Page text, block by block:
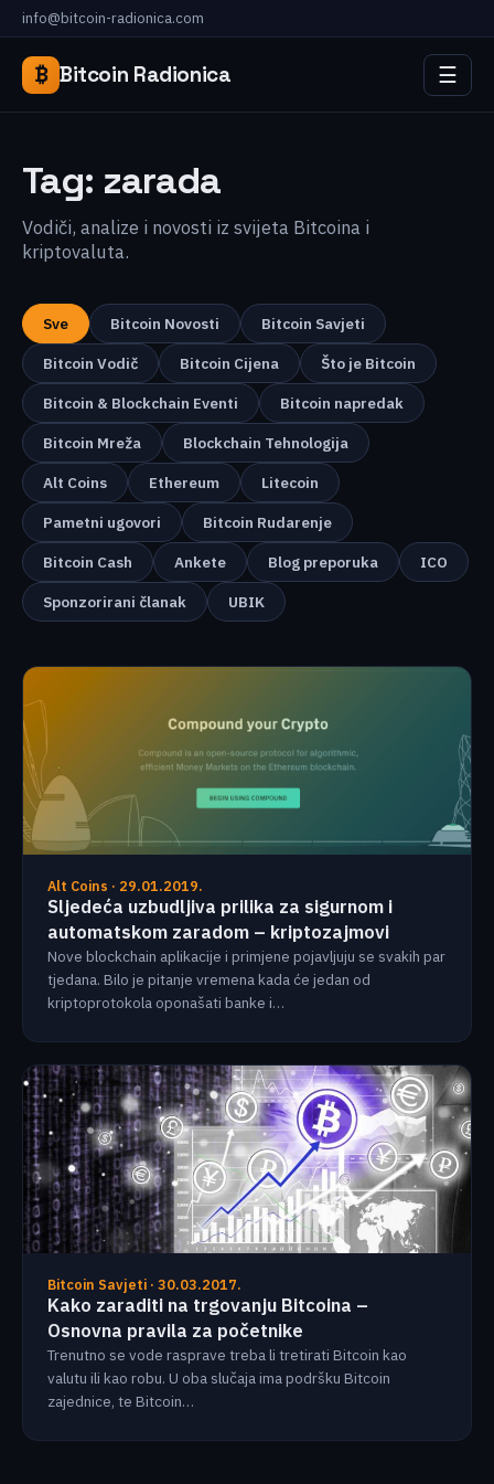
info@bitcoin-radionica.com
₿ Bitcoin Radionica ☰
Tag: zarada
Vodiči, analize i novosti iz svijeta Bitcoina i
kriptovaluta.
Sve Bitcoin Novosti
Bitcoin Savjeti
Bitcoin Vodič
Bitcoin Cijena
Što je Bitcoin
Bitcoin & Blockchain Eventi
Bitcoin napredak
Bitcoin Mreža
Blockchain Tehnologija
Alt Coins
Ethereum
Litecoin
Pametni ugovori
Bitcoin Rudarenje
Bitcoin Cash
Ankete Blog preporuka
ICO
Sponzorirani članak
UBIK
Alt Coins · 29.01.2019.
Sljedeća uzbudljiva prilika za sigurnom i
automatskom zaradom – kriptozajmovi
Nove blockchain aplikacije i primjene pojavljuju se svakih par
tjedana. Bilo je pitanje vremena kada će jedan od
kriptoprotokola oponašati banke i…
Bitcoin Savjeti · 30.03.2017.
Kako zaraditi na trgovanju Bitcoina –
Osnovna pravila za početnike
Trenutno se vode rasprave treba li tretirati Bitcoin kao
valutu ili kao robu. U oba slučaja ima podršku Bitcoin
zajednice, te Bitcoin…